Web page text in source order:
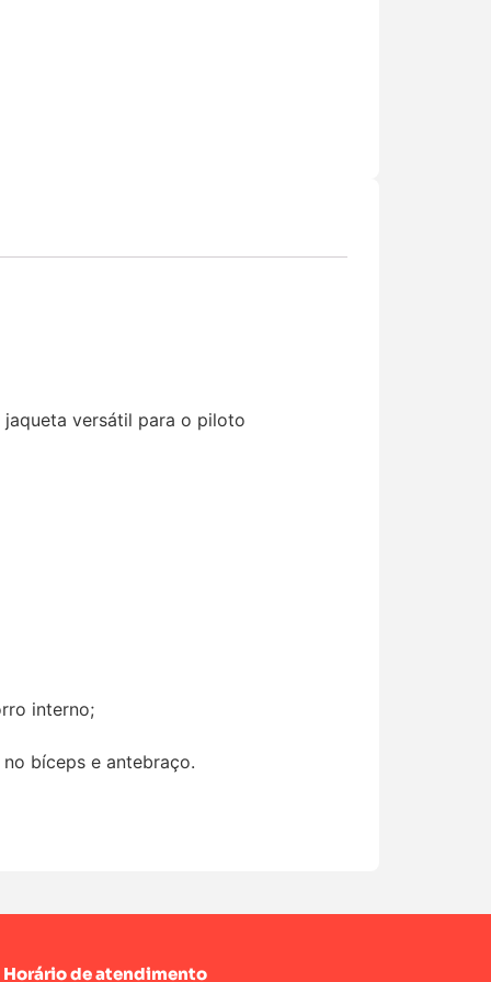
versátil para o piloto
interno;
bíceps e antebraço.
Horário de atendimento